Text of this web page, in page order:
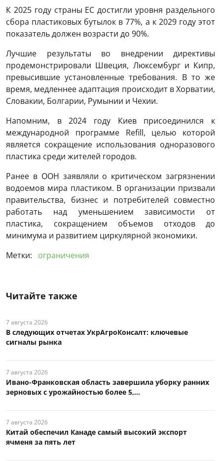
К 2025 году страны ЕС достигли уровня раздельного
сбора пластиковых бутылок в 77%, а к 2029 году этот
показатель должен возрасти до 90%.
Лучшие результаты во внедрении директивы
продемонстрировали Швеция, Люксембург и Кипр,
превысившие установленные требования. В то же
время, медленнее адаптация происходит в Хорватии,
Словакии, Болгарии, Румынии и Чехии.
Напомним, в 2024 году Киев присоединился к
международной программе Refill, целью которой
является сокращение использования одноразового
пластика среди жителей городов.
Ранее в ООН заявляли о критическом загрязнении
водоемов мира пластиком. В организации призвали
правительства, бизнес и потребителей совместно
работать над уменьшением зависимости от
пластика, сокращением объемов отходов до
минимума и развитием циркулярной экономики.
Метки:
ограничения
Читайте также
7 августа 2026
В следующих отчетах УкрАгроКонсалт: ключевые
сигналы рынка
7 августа 2026
Ивано-Франковская область завершила уборку ранних
зерновых с урожайностью более 5,...
7 августа 2026
Китай обеспечил Канаде самый высокий экспорт
ячменя за пять лет